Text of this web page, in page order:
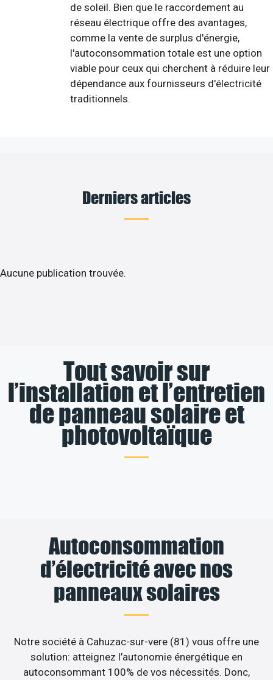
de soleil. Bien que le raccordement au
réseau électrique offre des avantages,
comme la vente de surplus d'énergie,
l'autoconsommation totale est une option
viable pour ceux qui cherchent à réduire leur
dépendance aux fournisseurs d'électricité
traditionnels.
Derniers articles
Aucune publication trouvée.
Tout savoir sur
l’installation et l’entretien
de panneau solaire et
photovoltaïque
Autoconsommation
d’électricité avec nos
panneaux solaires
Notre société à Cahuzac-sur-vere (81) vous offre une
solution: atteignez l’autonomie énergétique en
autoconsommant 100% de vos nécessités. Donc,